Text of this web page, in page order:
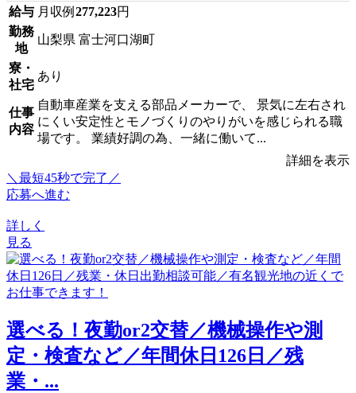
給与 月収例 277,223円
勤務
地
山梨県 富士河口湖町
寮・
社宅
あり
仕事
内容
自動車産業を支える部品メーカーで、 景気に左右され
にくい安定性とモノづくりのやりがいを感じられる職
場です。 業績好調の為、一緒に働いて...
詳細を表示
＼最短45秒で完了／
応募へ進む
詳しく
見る
選べる！夜勤or2交替／機械操作や測
定・検査など／年間休日126日／残
業・...